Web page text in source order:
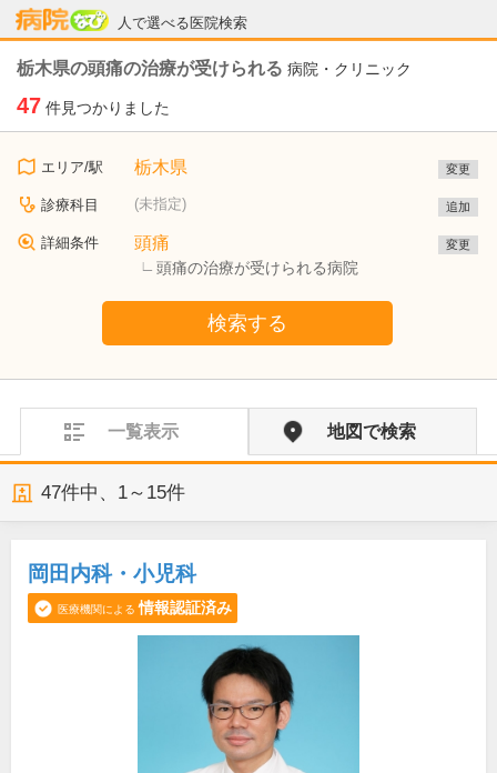
人で選べる医院検索
病院なび
栃木県の頭痛の治療が受けられる 病院・クリニック
47 件見つかりました
エリア/駅 栃木県 変更
診療科目 (未指定) 追加
詳細条件 頭痛
頭痛の治療が受けられる病院
変更
検索する
一覧表示 地図で検索
47件中、 1～15件
岡田内科・小児科
医療機関による 情報認証済み